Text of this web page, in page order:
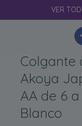
VER
Colgante
Akoya
AA de 6
Blanco